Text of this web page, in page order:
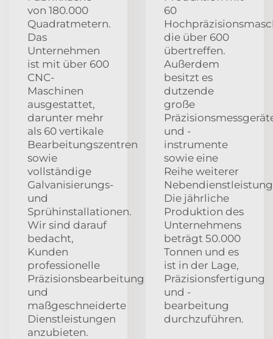
von 180.000
Quadratmetern.
Das
Unternehmen
ist mit über 600
CNC-
Maschinen
ausgestattet,
darunter mehr
als 60 vertikale
Bearbeitungszentren
sowie
vollständige
Galvanisierungs-
und
Sprühinstallationen.
Wir sind darauf
bedacht,
Kunden
professionelle
Präzisionsbearbeitung
und
maßgeschneiderte
Dienstleistungen
anzubieten.
60
die über 600
übertreffen.
Außerdem
besitzt es
dutzende
große
und -
instrumente
sowie eine
Reihe weiterer
Die jährliche
Produktion des
Unternehmens
beträgt 50.000
Tonnen und es
ist in der Lage,
Präzisionsfertigung
und -
bearbeitung
durchzuführen.